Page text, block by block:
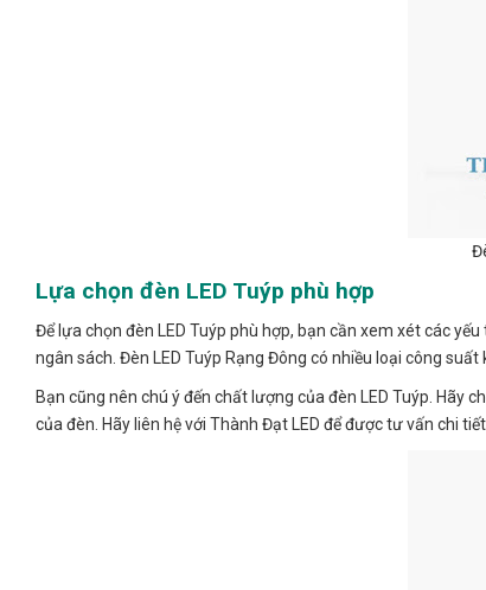
Lựa chọn đèn LED Tuýp phù hợp
Để lựa chọn đèn LED Tuýp phù hợp, bạn cần xem xét các
ngân sách. Đèn LED Tuýp Rạng Đông có nhiều loại công
Bạn cũng nên chú ý đến chất lượng của đèn LED Tuýp.
của đèn. Hãy liên hệ với Thành Đạt LED để được tư vấn chi tiết